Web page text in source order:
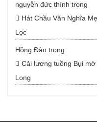
nguyễn đức thính trong
Hát Chầu Văn Nghĩa
Lọc
Hồng Đào trong
Cải lương tuồng Bụi
Long